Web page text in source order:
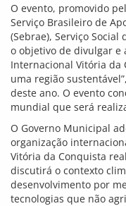
O evento, promovido
Serviço Brasileiro de
(Sebrae), Serviço Social
o objetivo de divulgar e
Internacional Vitória da
uma região
deste ano. O evento
mundial que será
O Governo Municipal
organização
Vitória da Conquista
discutirá o contexto
desenvolvimento por
tecnologias que não